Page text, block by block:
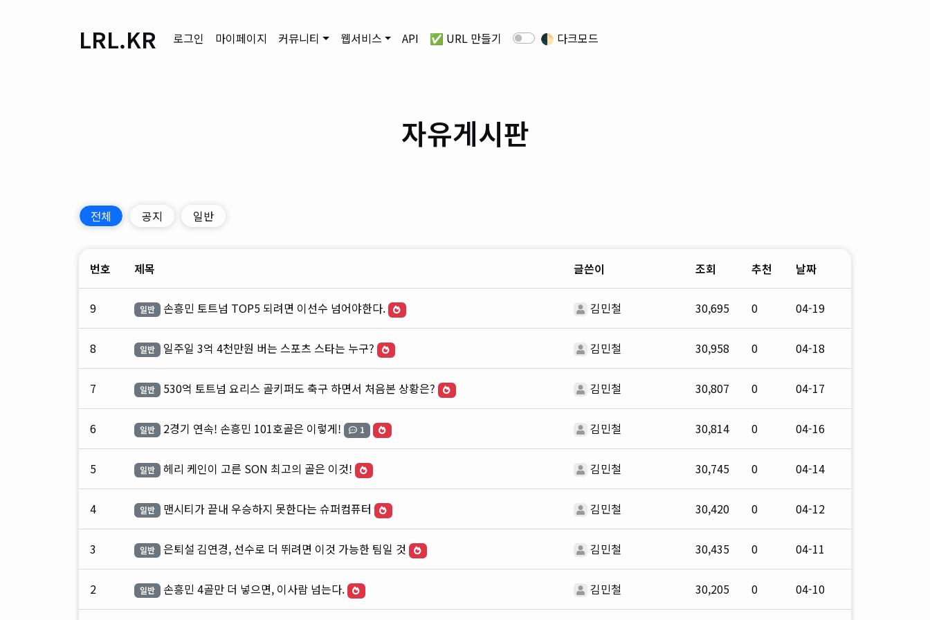
LRL.KR 로그인 마이페이지 커뮤니티 웹서비스 API ✅ URL 만들기 🌓 다크모드
자유게시판
전체 공지 일반
번호 제목 글쓴이 조회 추천 날짜
9 일반 손흥민 토트넘 TOP5 되려면 이선수 넘어야한다. 김민철 30,695 0 04-19
8 일반 일주일 3억 4천만원 버는 스포츠 스타는 누구? 김민철 30,958 0 04-18
7 일반 530억 토트넘 요리스 골키퍼도 축구 하면서 처음본 상황은? 김민철 30,807 0 04-17
6 일반 2경기 연속! 손흥민 101호골은 이렇게! 1 김민철 30,814 0 04-16
5 일반 헤리 케인이 고른 SON 최고의 골은 이것! 김민철 30,745 0 04-14
4 일반 맨시티가 끝내 우승하지 못한다는 슈퍼컴퓨터 김민철 30,420 0 04-12
3 일반 은퇴설 김연경, 선수로 더 뛰려면 이것 가능한 팀일 것 김민철 30,435 0 04-11
2 일반 손흥민 4골만 더 넣으면, 이사람 넘는다. 김민철 30,205 0 04-10